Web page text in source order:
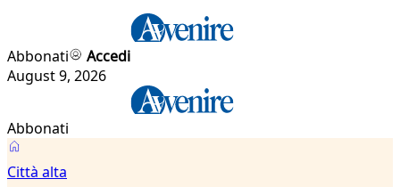
Abbonati
Accedi
August 9, 2026
Abbonati
Città alta